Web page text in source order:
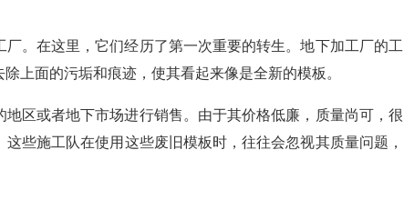
。在这里，它们经历了第一次重要的转生。地下加工厂的工
上面的污垢和痕迹，使其看起来像是全新的模板。
区或者地下市场进行销售。由于其价格低廉，质量尚可，很
些施工队在使用这些废旧模板时，往往会忽视其质量问题，